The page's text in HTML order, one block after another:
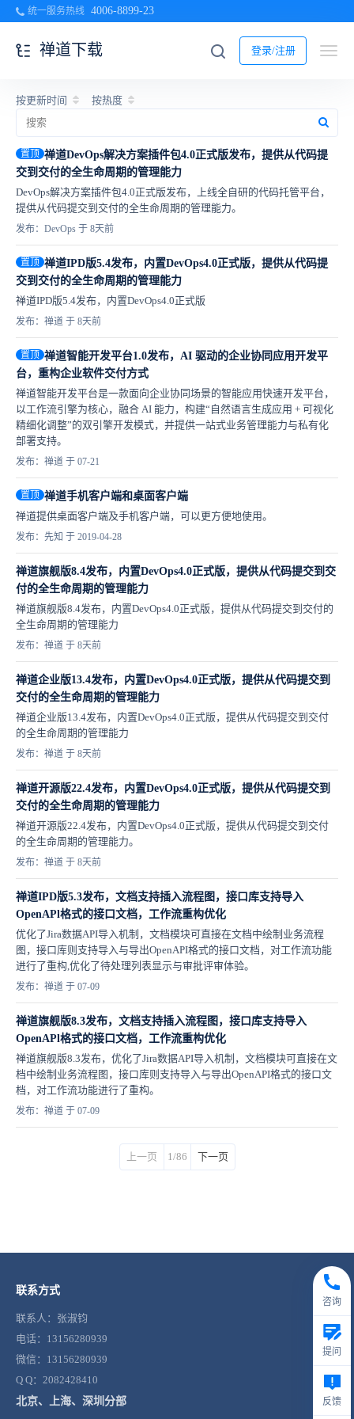
统一服务热线 4006-8899-23
登录/注册
按更新时间 按热度
置顶 禅道DevOps解决方案插件包4.0正式版发布，提供从代码提
交到交付的全生命周期的管理能力
DevOps解决方案插件包4.0正式版发布，上线全自研的代码托管平台，
提供从代码提交到交付的全生命周期的管理能力。
发布：DevOps 于 8天前
置顶 禅道IPD版5.4发布，内置DevOps4.0正式版，提供从代码提
交到交付的全生命周期的管理能力
禅道IPD版5.4发布，内置DevOps4.0正式版
发布：禅道 于 8天前
置顶 禅道智能开发平台1.0发布，AI 驱动的企业协同应用开发平
台，重构企业软件交付方式
禅道智能开发平台是一款面向企业协同场景的智能应用快速开发平台，
以工作流引擎为核心，融合 AI 能力，构建“自然语言生成应用 + 可视化
精细化调整”的双引擎开发模式，并提供一站式业务管理能力与私有化
部署支持。
发布：禅道 于 07-21
置顶 禅道手机客户端和桌面客户端
禅道提供桌面客户端及手机客户端，可以更方便地使用。
发布：先知 于 2019-04-28
禅道旗舰版8.4发布，内置DevOps4.0正式版，提供从代码提交到交
付的全生命周期的管理能力
禅道旗舰版8.4发布，内置DevOps4.0正式版，提供从代码提交到交付的
全生命周期的管理能力
发布：禅道 于 8天前
禅道企业版13.4发布，内置DevOps4.0正式版，提供从代码提交到
交付的全生命周期的管理能力
禅道企业版13.4发布，内置DevOps4.0正式版，提供从代码提交到交付
的全生命周期的管理能力
发布：禅道 于 8天前
禅道开源版22.4发布，内置DevOps4.0正式版，提供从代码提交到
交付的全生命周期的管理能力
禅道开源版22.4发布，内置DevOps4.0正式版，提供从代码提交到交付
的全生命周期的管理能力。
发布：禅道 于 8天前
禅道IPD版5.3发布，文档支持插入流程图，接口库支持导入
OpenAPl格式的接口文档，工作流重构优化
优化了Jira数据API导入机制，文档模块可直接在文档中绘制业务流程
图，接口库则支持导入与导出OpenAPI格式的接口文档，对工作流功能
进行了重构,优化了待处理列表显示与审批评审体验。
发布：禅道 于 07-09
禅道旗舰版8.3发布，文档支持插入流程图，接口库支持导入
OpenAPl格式的接口文档，工作流重构优化
禅道旗舰版8.3发布，优化了Jira数据API导入机制，文档模块可直接在文
档中绘制业务流程图，接口库则支持导入与导出OpenAPI格式的接口文
档，对工作流功能进行了重构。
发布：禅道 于 07-09
上一页 1/86 下一页
禅道下载
联系方式
联系人：张淑钧
电话：13156280939
微信：13156280939
Q Q：2082428410
北京、上海、深圳分部
咨询
提问
反馈